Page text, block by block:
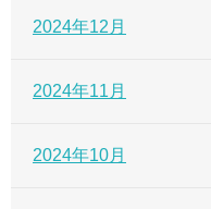
2024年12月
2024年11月
2024年10月